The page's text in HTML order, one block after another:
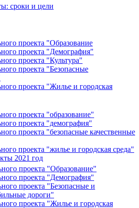
сроки и цели
проекта "Образование
проекта "Демография"
проекта "Культура"
проекта "Безопасные
проекта "Жилье и городская
проекта "образование"
проекта "демография"
проекта "безопасные качественные
проекта "жилье и городская среда"
2021 год
проекта "Образование"
проекта "Демография"
проекта "Безопасные и
дороги"
проекта "Жилье и городская